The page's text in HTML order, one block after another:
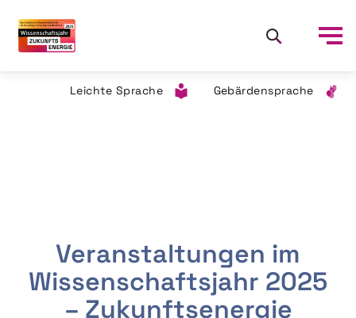
Leichte Sprache Gebärdensprache
Veranstaltungen im
Wissenschaftsjahr 2025
– Zukunftsenergie